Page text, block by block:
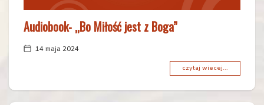
Audiobook- „Bo Miłość jest z Boga”
14 maja 2024
czytaj wiecej...